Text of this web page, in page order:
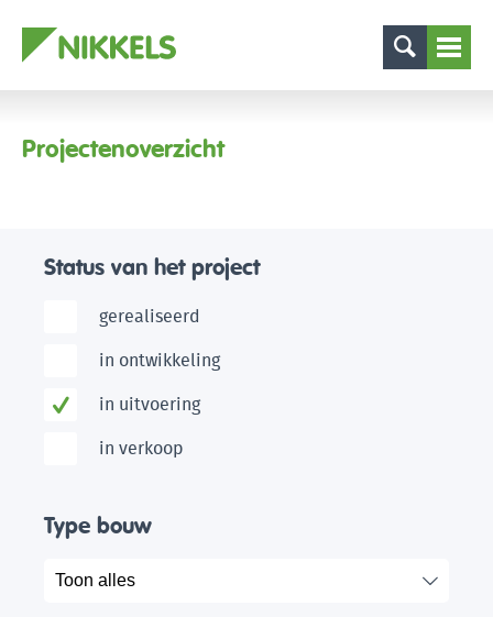
Projectenoverzicht
Status van het project
gerealiseerd
in ontwikkeling
in uitvoering
in verkoop
Type bouw